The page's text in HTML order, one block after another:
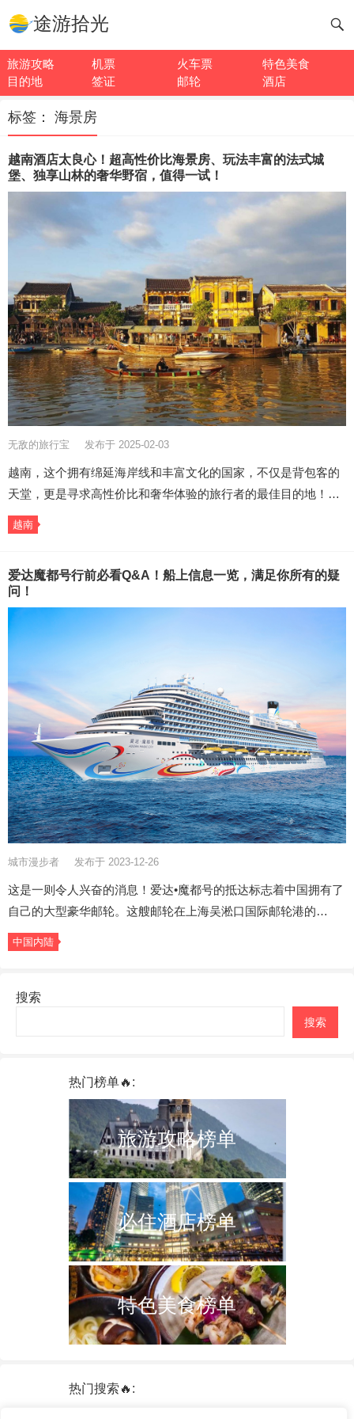
途游拾光
旅游攻略 机票 火车票
特色美食
目的地
签证 邮轮 酒店
标签： 海景房
越南酒店太良心！超高性价比海景房、玩法丰富的法式城
堡、独享山林的奢华野宿，值得一试！
无敌的旅行宝 发布于 2025-02-03
越南，这个拥有绵延海岸线和丰富文化的国家，不仅是背包客的
天堂，更是寻求高性价比和奢华体验的旅行者的最佳目的地！…
越南
爱达魔都号行前必看Q&A！船上信息一览，满足你所有的疑
问！
城市漫步者 发布于 2023-12-26
这是一则令人兴奋的消息！爱达•魔都号的抵达标志着中国拥有了
自己的大型豪华邮轮。这艘邮轮在上海吴淞口国际邮轮港的…
中国内陆
搜索
搜索
热门榜单🔥:
旅游攻略榜单
必住酒店榜单
特色美食榜单
热门搜索🔥: